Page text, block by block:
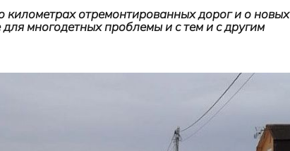
отремонтированных дорог и о новых
многодетных проблемы и с тем и с другим